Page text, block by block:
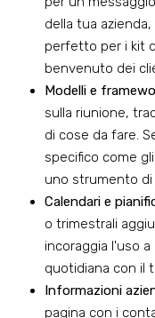
della tua
perfetto per i kit
benvenuto dei
Modelli e
sulla riunione,
di cose da fare.
specifico come
uno strumento
Calendari e
o trimestrali
incoraggia l'uso
quotidiana con il
Informazioni
pagina con i